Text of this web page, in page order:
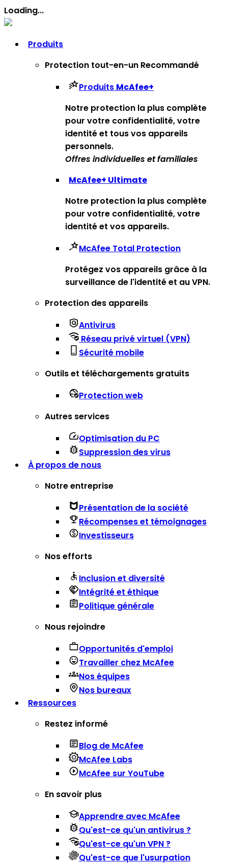
Loading...
Produits
Protection tout-en-un Recommandé
Produits McAfee+
Notre protection la plus complète
pour votre confidentialité, votre
identité et tous vos appareils
personnels.​
Offres individuelles et familiales
McAfee+ Ultimate
Notre protection la plus complète
pour votre confidentialité, votre
identité et vos appareils.
McAfee Total Protection
Protégez vos appareils grâce à la
surveillance de l'identité et au VPN.
Protection des appareils
Antivirus
Réseau privé virtuel (VPN)
Sécurité mobile
Outils et téléchargements gratuits
Protection web
Autres services
Optimisation du PC
Suppression des virus
À propos de nous
Notre entreprise
Présentation de la société
Récompenses et témoignages
Investisseurs
Nos efforts
Inclusion et diversité
Intégrité et éthique
Politique générale
Nous rejoindre
Opportunités d'emploi
Travailler chez McAfee
Nos équipes
Nos bureaux
Ressources
Restez informé
Blog de McAfee
McAfee Labs
McAfee sur YouTube
En savoir plus
Apprendre avec McAfee
Qu'est-ce qu'un antivirus ?
Qu'est-ce qu'un VPN ?
Qu'est-ce que l'usurpation